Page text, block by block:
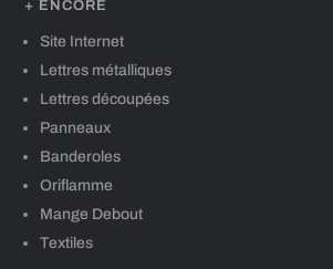
+ ENCORE
Site Internet
Lettres métalliques
Lettres découpées
Panneaux
Banderoles
Oriflamme
Mange Debout
Textiles